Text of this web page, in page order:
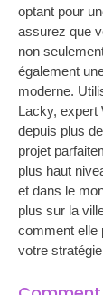
optant pour
assurez que
non
également
moderne.
Lacky, expert
depuis plus
projet
plus haut
et dans le
plus sur la
comment elle
votre